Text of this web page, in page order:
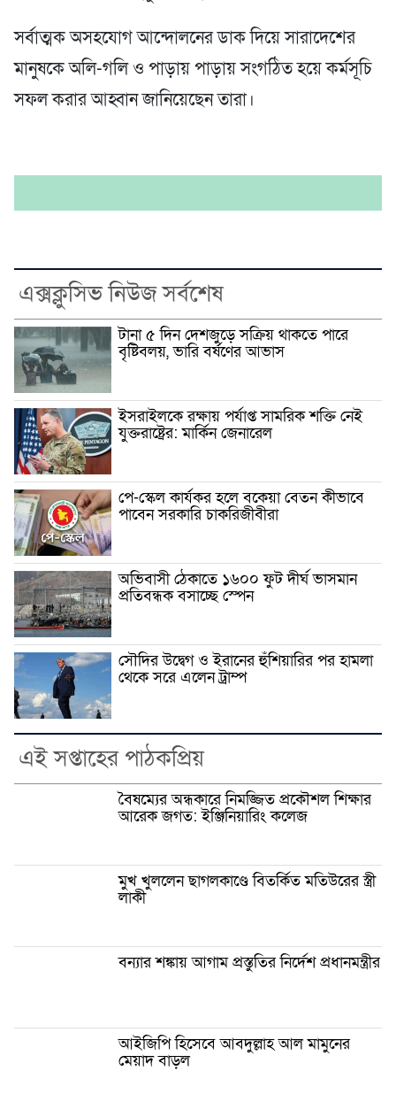
সর্বাত্মক অসহযোগ আন্দোলনের ডাক দিয়ে সারাদেশের
মানুষকে অলি-গলি ও পাড়ায় পাড়ায় সংগঠিত হয়ে কর্মসূচি
সফল করার আহ্বান জানিয়েছেন তারা।
এক্সক্লুসিভ নিউজ সর্বশেষ
টানা ৫ দিন দেশজুড়ে সক্রিয় থাকতে পারে
বৃষ্টিবলয়, ভারি বর্ষণের আভাস
ইসরাইলকে রক্ষায় পর্যাপ্ত সামরিক শক্তি নেই
যুক্তরাষ্ট্রের: মার্কিন জেনারেল
পে-স্কেল কার্যকর হলে বকেয়া বেতন কীভাবে
পাবেন সরকারি চাকরিজীবীরা
অভিবাসী ঠেকাতে ১৬০০ ফুট দীর্ঘ ভাসমান
প্রতিবন্ধক বসাচ্ছে স্পেন
সৌদির উদ্বেগ ও ইরানের হুঁশিয়ারির পর হামলা
থেকে সরে এলেন ট্রাম্প
এই সপ্তাহের পাঠকপ্রিয়
বৈষম্যের অন্ধকারে নিমজ্জিত প্রকৌশল শিক্ষার
আরেক জগত: ইঞ্জিনিয়ারিং কলেজ
মুখ খুললেন ছাগলকাণ্ডে বিতর্কিত মতিউরের স্ত্রী
লাকী
বন্যার শঙ্কায় আগাম প্রস্তুতির নির্দেশ প্রধানমন্ত্রীর
আইজিপি হিসেবে আবদুল্লাহ আল মামুনের
মেয়াদ বাড়ল